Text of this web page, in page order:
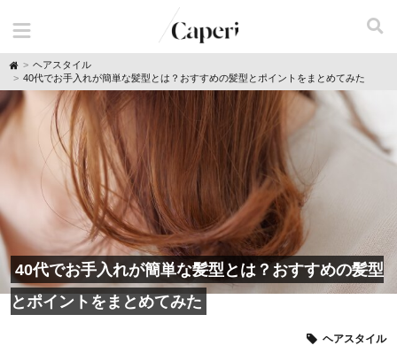
H
o
m
e
ヘアスタイル
40代でお手入れが簡単な髪型とは？おすすめの髪型とポイントをまとめてみた
40代でお手入れが簡単な髪型とは？おすすめの髪型
とポイントをまとめてみた
ヘアスタイル